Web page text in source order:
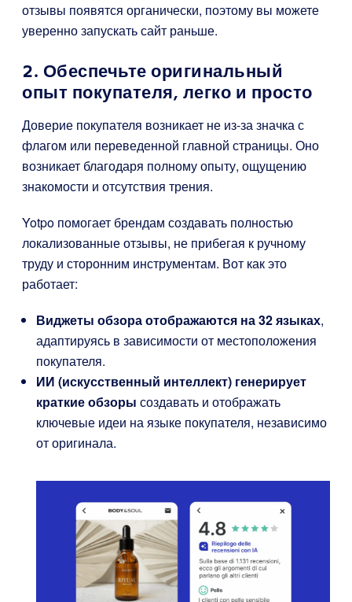
отзывы появятся органически, поэтому вы можете
уверенно запускать сайт раньше.
2. Обеспечьте оригинальный
опыт покупателя, легко и просто
Доверие покупателя возникает не из-за значка с
флагом или переведенной главной страницы. Оно
возникает благодаря полному опыту, ощущению
знакомости и отсутствия трения.
Yotpo помогает брендам создавать полностью
локализованные отзывы, не прибегая к ручному
труду и сторонним инструментам. Вот как это
работает:
Виджеты обзора отображаются на 32 языках,
адаптируясь в зависимости от местоположения
покупателя.
ИИ (искусственный интеллект) генерирует
краткие обзоры создавать и отображать
ключевые идеи на языке покупателя, независимо
от оригинала.